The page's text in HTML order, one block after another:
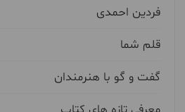
فردین احمدی
قلم شما
گفت و گو با هنرمندان